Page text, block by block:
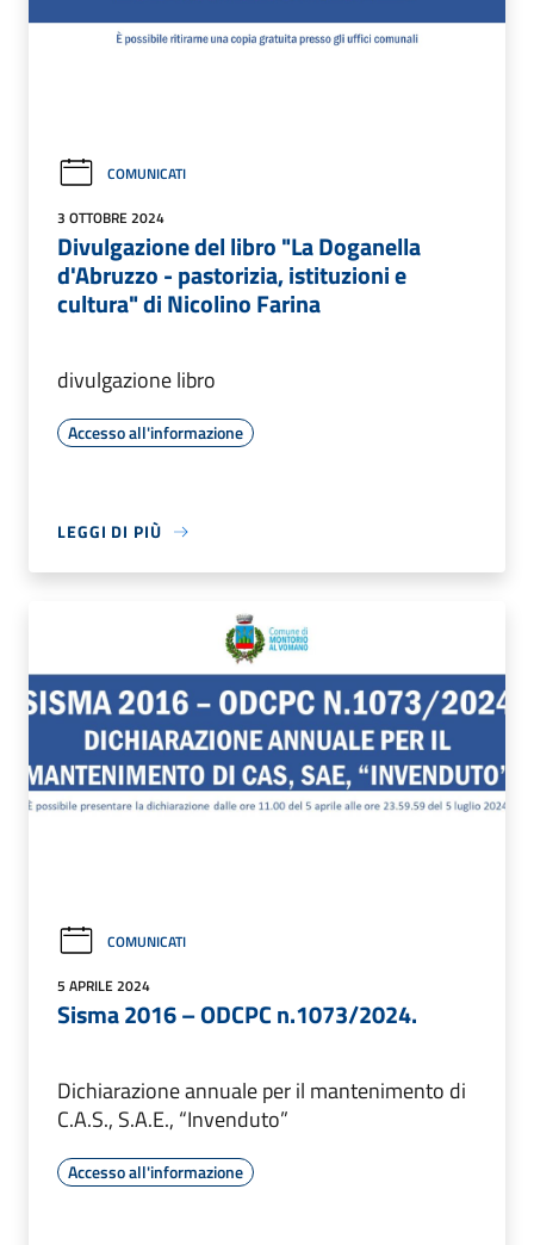
COMUNICATI
3 OTTOBRE 2024
Divulgazione del libro "La Doganella
d'Abruzzo - pastorizia, istituzioni e
cultura" di Nicolino Farina
divulgazione libro
Accesso all'informazione
LEGGI DI PIÙ
COMUNICATI
5 APRILE 2024
Sisma 2016 – ODCPC n.1073/2024.
Dichiarazione annuale per il mantenimento di
C.A.S., S.A.E., “Invenduto”
Accesso all'informazione